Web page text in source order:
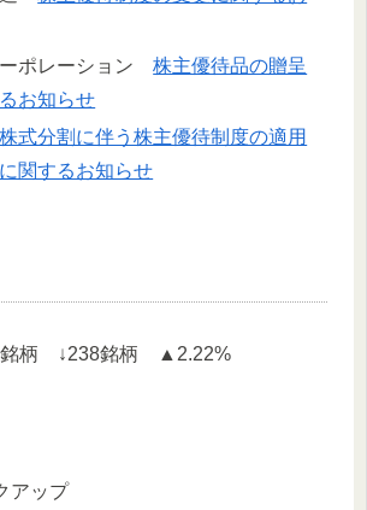
ーポレーション株主優待品の贈呈
お知らせ
株式分割に伴う株主優待制度の適用
関するお知らせ
柄 ↓238銘柄 ▲2.22%
アップ